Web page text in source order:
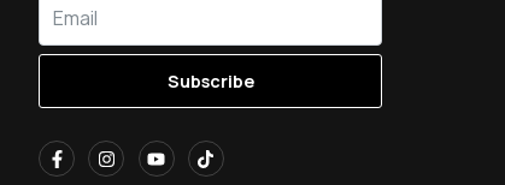
Subscribe